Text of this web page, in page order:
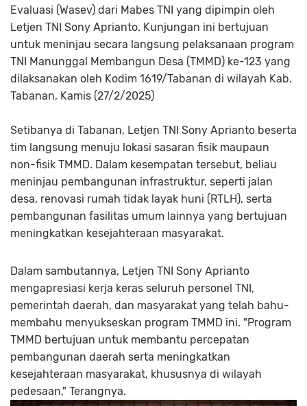
Evaluasi (Wasev) dari Mabes TNI yang dipimpin oleh
Letjen TNI Sony Aprianto. Kunjungan ini bertujuan
untuk meninjau secara langsung pelaksanaan program
TNI Manunggal Membangun Desa (TMMD) ke-123 yang
dilaksanakan oleh Kodim 1619/Tabanan di wilayah Kab.
Tabanan, Kamis (27/2/2025)
Setibanya di Tabanan, Letjen TNI Sony Aprianto beserta
tim langsung menuju lokasi sasaran fisik maupaun
non-fisik TMMD. Dalam kesempatan tersebut, beliau
meninjau pembangunan infrastruktur, seperti jalan
desa, renovasi rumah tidak layak huni (RTLH), serta
pembangunan fasilitas umum lainnya yang bertujuan
meningkatkan kesejahteraan masyarakat.
Dalam sambutannya, Letjen TNI Sony Aprianto
mengapresiasi kerja keras seluruh personel TNI,
pemerintah daerah, dan masyarakat yang telah bahu-
membahu menyukseskan program TMMD ini. "Program
TMMD bertujuan untuk membantu percepatan
pembangunan daerah serta meningkatkan
kesejahteraan masyarakat, khususnya di wilayah
pedesaan," Terangnya.